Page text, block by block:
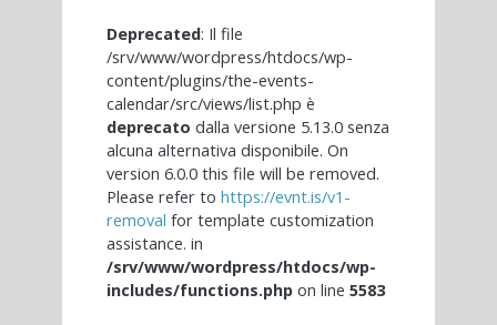
Deprecated: Il file
/srv/www/wordpress/htdocs/wp-
content/plugins/the-events-
calendar/src/views/list.php è
deprecato dalla versione 5.13.0 senza
alcuna alternativa disponibile. On
version 6.0.0 this file will be removed.
Please refer to https://evnt.is/v1-
removal for template customization
assistance. in
/srv/www/wordpress/htdocs/wp-
includes/functions.php on line 5583